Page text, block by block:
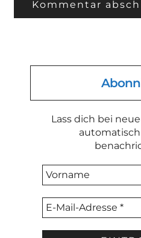
Lass dich bei
automatisch